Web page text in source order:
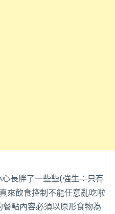
長胖了一些些(強生：只有
來飲食控制不能任意亂吃啦
餐點內容必須以原形食物為